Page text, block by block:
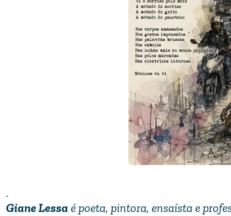
.
Giane Lessa é poeta, pintora, ensaísta e